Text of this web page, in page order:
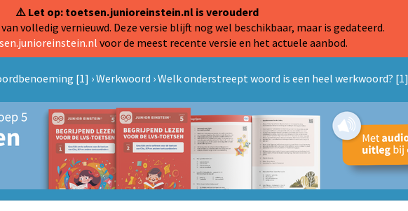
⚠️ Let op: toetsen.junioreinstein.nl is verouderd
volledig vernieuwd. Deze versie blijft nog wel beschikbaar, maar is gedateerd.
voor de meest recente versie en het actuele aanbod.
[1] ›Werkwoord ›Welk onderstreept woord is een heel werkwoord? [1]